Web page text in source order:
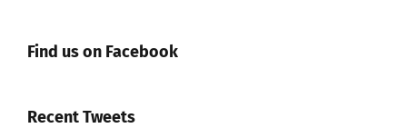
Find us on Facebook
Recent Tweets